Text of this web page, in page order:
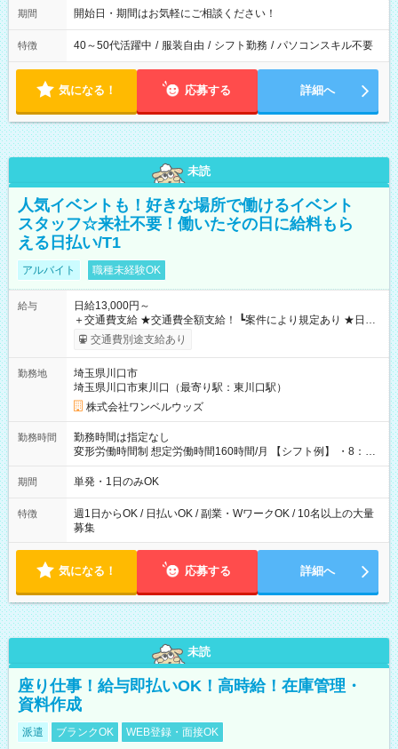
期間 開始日・期間はお気軽にご相談ください！
特徴 40～50代活躍中 / 服装自由 / シフト勤務 / パソコンスキル不要
気になる！ 応募する 詳細へ
未読
人気イベントも！好きな場所で働けるイベント
スタッフ☆来社不要！働いたその日に給料もら
える日払い/T1
アルバイト 職種未経験OK
給与
日給13,000円～
＋交通費支給 ★交通費全額支給！ ┗案件により規定あり ★日払
いOK！（規定あり） ┗働いたその日に現金GET♪ お仕事後はコ
ンビニATMから 日払い分を引き落とせます！ 【試用期間】試
交通費別途支給あり
勤務地
埼玉県川口市
埼玉県川口市東川口（最寄り駅：東川口駅）
株式会社ワンベルウッズ
勤務時間
勤務時間は指定なし
変形労働時間制 想定労働時間160時間/月 【シフト例】 ・8：00
～21：00
期間 単発・1日のみOK
特徴
週1日からOK / 日払いOK / 副業・WワークOK / 10名以上の大量
募集
気になる！ 応募する 詳細へ
未読
座り仕事！給与即払いOK！高時給！在庫管理・
資料作成
派遣 ブランクOK WEB登録・面接OK